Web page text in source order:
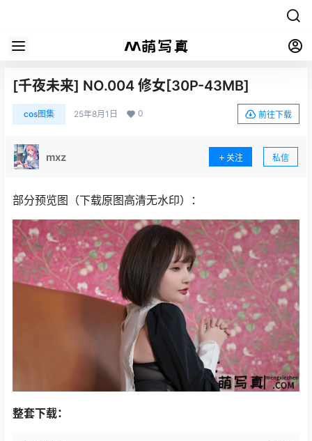
[千夜未来] NO.004 修女[30P-43MB]
cos图集 25年8月1日 0 前往下载
mxz 关注 私信
部分预览图（下载原图高清无水印）：
整套下载：